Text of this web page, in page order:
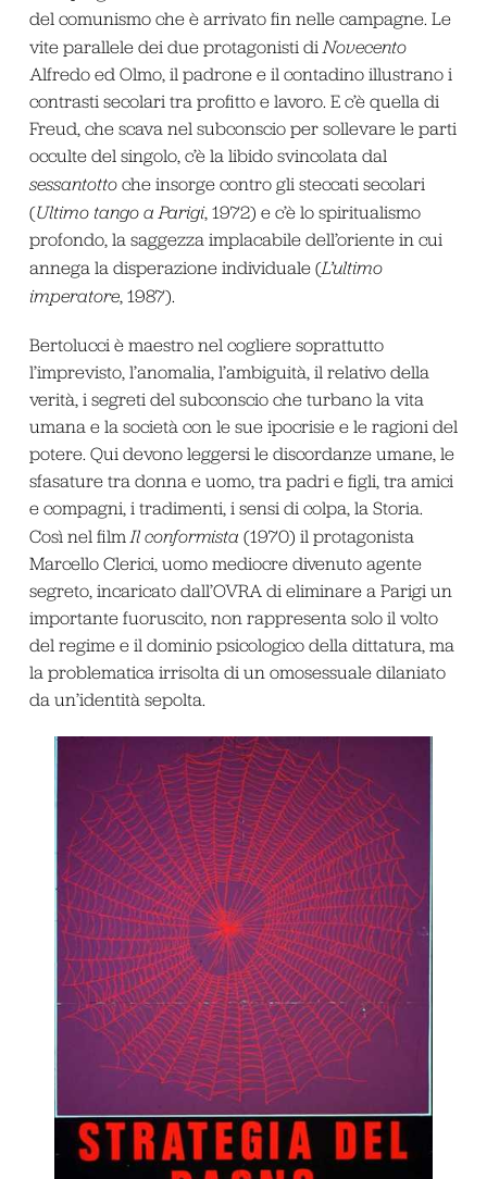
del comunismo che è arrivato fin nelle campagne. Le
vite parallele dei due protagonisti di Novecento
Alfredo ed Olmo, il padrone e il contadino illustrano i
contrasti secolari tra profitto e lavoro. E c’è quella di
Freud, che scava nel subconscio per sollevare le parti
occulte del singolo, c’è la libido svincolata dal
sessantottoche insorge contro gli steccati secolari
(Ultimo tango a Parigi, 1972) e c’è lo spiritualismo
profondo, la saggezza implacabile dell’oriente in cui
annega la disperazione individuale (L’ultimo
imperatore, 1987).
Bertolucci è maestro nel cogliere soprattutto
l’imprevisto, l’anomalia, l’ambiguità, il relativo della
verità, i segreti del subconscio che turbano la vita
umana e la società con le sue ipocrisie e le ragioni del
potere. Qui devono leggersi le discordanze umane, le
sfasature tra donna e uomo, tra padri e figli, tra amici
e compagni, i tradimenti, i sensi di colpa, la Storia.
Così nel filmIl conformista (1970) il protagonista
Marcello Clerici, uomo mediocre divenuto agente
segreto, incaricato dall’OVRA di eliminare a Parigi un
importante fuoruscito, non rappresenta solo il volto
del regime e il dominio psicologico della dittatura, ma
la problematica irrisolta di un omosessuale dilaniato
da un’identità sepolta.